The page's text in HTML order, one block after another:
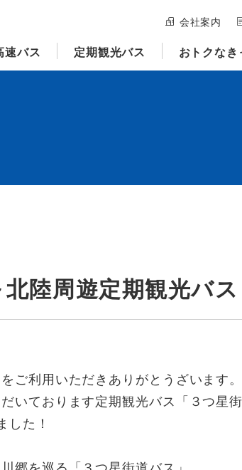
会社案内
速バス 定期観光バス おトクな
北陸周遊定期観光バ
ご利用いただきありがとうざいます。
いております定期観光バス「３つ星
した！